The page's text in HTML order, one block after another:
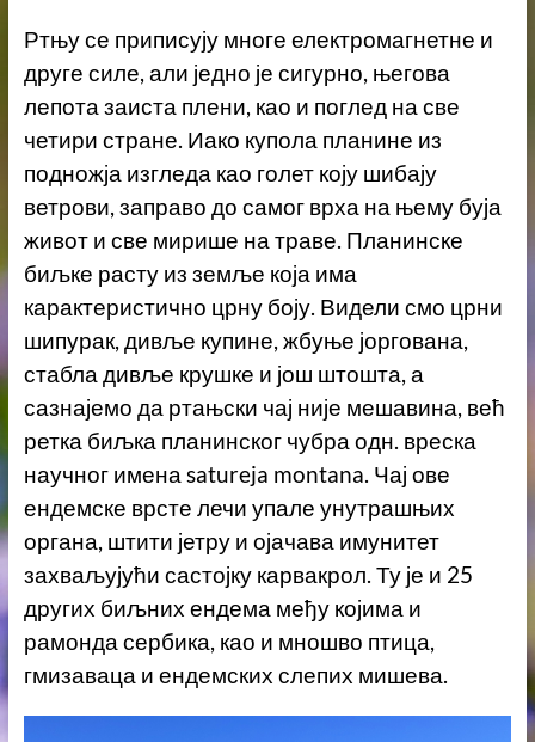
Ртњу се приписују многе електромагнетне и
друге силе, али једно је сигурно, његова
лепота заиста плени, као и поглед на све
четири стране. Иако купола планине из
подножја изгледа као голет коју шибају
ветрови, заправо до самог врха на њему буја
живот и све мирише на траве. Планинске
биљке расту из земље која има
карактеристично црну боју. Видели смо црни
шипурак, дивље купине, жбуње јоргована,
стабла дивље крушке и још штошта, а
сазнајемо да ртањски чај није мешавина, већ
ретка биљка планинског чубра одн. вреска
научног имена satureja montana. Чај ове
ендемске врсте лечи упале унутрашњих
органа, штити јетру и ојачава имунитет
захваљујући састојку карвакрол. Ту је и 25
других биљних ендема међу којима и
рамонда сербика, као и мношво птица,
гмизаваца и ендемских слепих мишева.